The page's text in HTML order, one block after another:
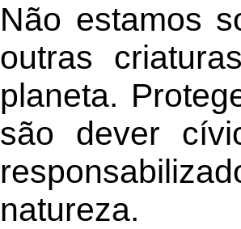
Não estamos
outras
planeta.
são dever
natureza.